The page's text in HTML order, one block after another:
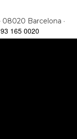
08020 Barcelona ·
165 0020